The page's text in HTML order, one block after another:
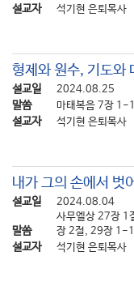
여러 번 나타납니다.
우리나라말 성경에는
혹은 “감사기도 하시
보면 그 모든 경우가
단어입니다.
예수님께서 하신 일이
특별한 감사일 것이라
번역했는지 모르겠지
하셨던 일은 그냥 순수
사실 예수님께서는 우
나지 않을 법한 상황에
진지하게 감사기도를
그리고 그 감사기도는
설교자 석기현 은퇴목사
형제와 원수, 기도와
설교일 2024.08.25
말씀 마태복음 7장 1-
설교자 석기현 은퇴목사
내가 그의 손에서 벗
설교일 2024.08.04
말씀
사무엘상 27장 1
장 2절, 29장 1-
설교자 석기현 은퇴목사